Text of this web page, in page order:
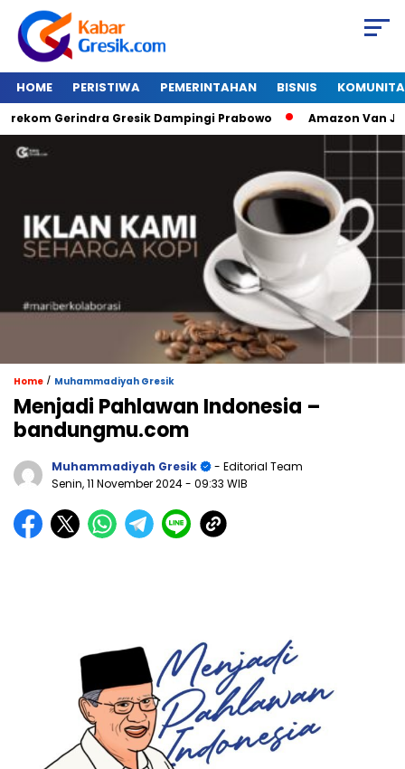
HOME PERISTIWA PEMERINTAHAN BISNIS
Gerindra Gresik Dampingi Prabowo Amazon Van Java
Home / Muhammadiyah Gresik
Menjadi Pahlawan Indonesia –
bandungmu.com
Muhammadiyah Gresik
- Editorial Team
Senin, 11 November 2024- 09:33 WIB